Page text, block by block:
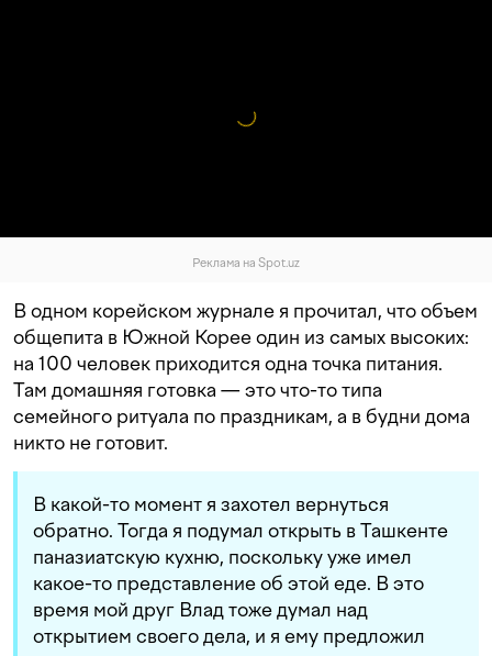
Реклама на Spot.uz
В одном корейском журнале я прочитал, что объем
общепита в Южной Корее один из самых высоких:
на 100 человек приходится одна точка питания.
Там домашняя готовка — это что-то типа
семейного ритуала по праздникам, а в будни дома
никто не готовит.
В какой-то момент я захотел вернуться
обратно. Тогда я подумал открыть в Ташкенте
паназиатскую кухню, поскольку уже имел
какое-то представление об этой еде. В это
время мой друг Влад тоже думал над
открытием своего дела, и я ему предложил